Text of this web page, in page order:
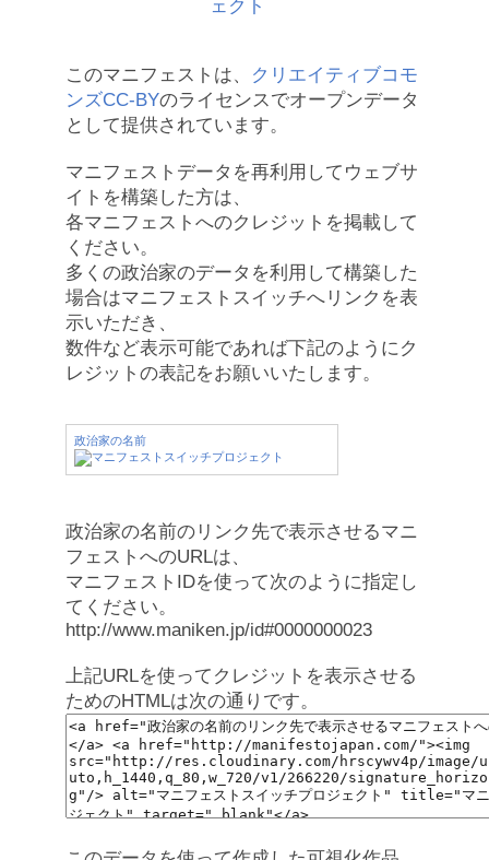
このマニフェストは、
クリエイティブコモ
ンズCC-BYのライセンスでオープンデータ
として提供されています。
マニフェストデータを再利用してウェブサ
イトを構築した方は、
各マニフェストへのクレジットを掲載して
ください。
多くの政治家のデータを利用して構築した
場合はマニフェストスイッチへリンクを表
示いただき、
数件など表示可能であれば下記のようにク
レジットの表記をお願いいたします。
政治家の名前
政治家の名前のリンク先で表示させるマニ
フェストへのURLは、
マニフェストIDを使って次のように指定し
てください。
http://www.maniken.jp/id#0000000023
上記URLを使ってクレジットを表示させる
ためのHTMLは次の通りです。